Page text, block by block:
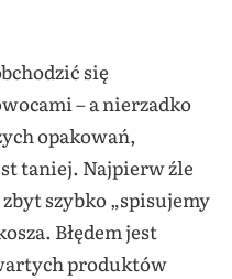
się
– a nierzadko
opakowań,
taniej. Najpierw źle
szybko „spisujemy
Błędem jest
produktów